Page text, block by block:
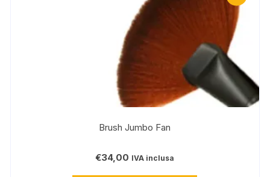
Brush Jumbo Fan
€34,00 IVA inclusa